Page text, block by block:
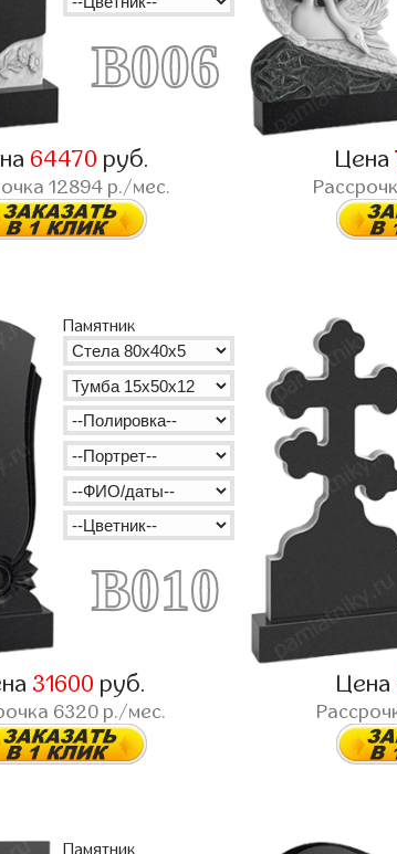
B006
64470 руб.
12894 р./мес.
Цена
B010
Памятник
31600 руб.
6320 р./мес.
Цена
Памятник